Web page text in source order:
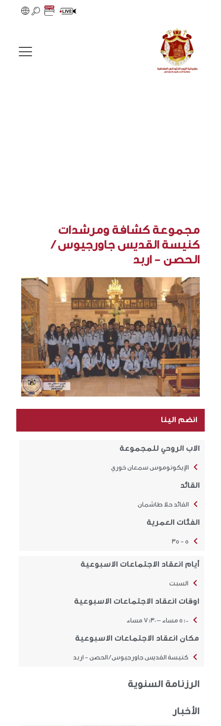
مجموعة كشافة ومرشدات
كنيسة القديس جاورجيوس /
الحصن - اربد
انضم الينا
الاب الروحي للمجموعة
الإيكونوموس سمعان خوري
القائد
القائد حلا طاشمان
الفئات العمرية
5 - 35
أيام انعقاد الاجتماعات الاسبوعية
السبت
اوقات انعقاد الاجتماعات الاسبوعية
5:00 مساء – 7:30 مساء
مكان انعقاد الاجتماعات الاسبوعية
كنيسة القديس جاورجيوس / الحصن - اربد​
الرزنامة السنوية
الأخبار